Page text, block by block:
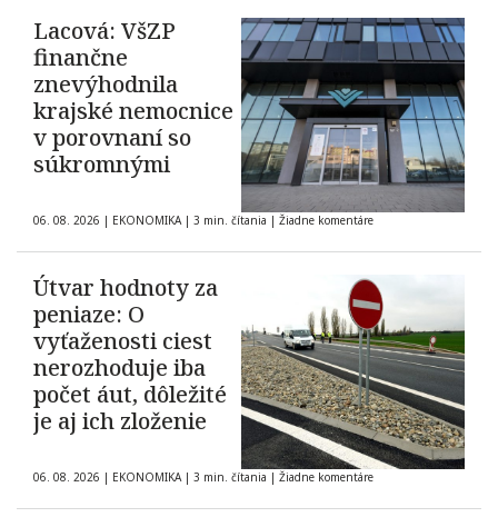
Lacová: VšZP
finančne
znevýhodnila
krajské nemocnice
v porovnaní so
súkromnými
06. 08. 2026 | EKONOMIKA | 3 min. čítania | Žiadne komentáre
Útvar hodnoty za
peniaze: O
vyťaženosti ciest
nerozhoduje iba
počet áut, dôležité
je aj ich zloženie
06. 08. 2026 | EKONOMIKA | 3 min. čítania | Žiadne komentáre